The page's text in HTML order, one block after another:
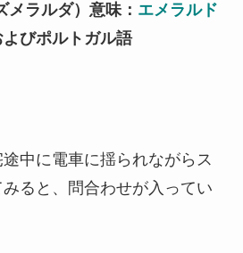
ラルダ）意味： エメラルド
びポルトガル語
中に電車に揺られながらス
ると、問合わせが入ってい